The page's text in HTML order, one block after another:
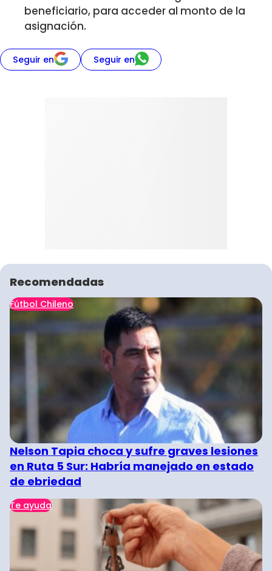
beneficiario, para acceder al monto de la
asignación.
Seguir en Seguir en
Recomendadas
Fútbol Chileno
Nelson Tapia choca y sufre graves lesiones
en Ruta 5 Sur: Habría manejado en estado
de ebriedad
Te ayuda